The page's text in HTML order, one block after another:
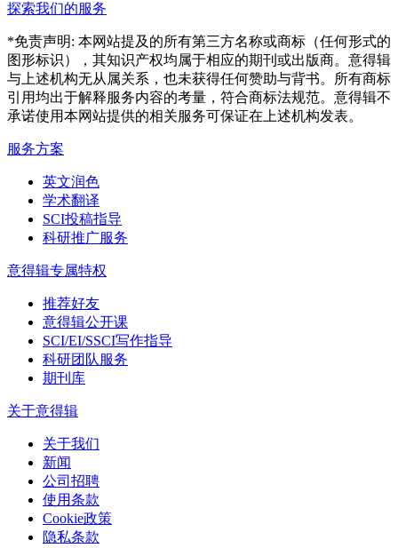
探索我们的服务
*免责声明: 本网站提及的所有第三方名称或商标（任何形式的
图形标识），其知识产权均属于相应的期刊或出版商。意得辑
与上述机构无从属关系，也未获得任何赞助与背书。所有商标
引用均出于解释服务内容的考量，符合商标法规范。意得辑不
承诺使用本网站提供的相关服务可保证在上述机构发表。
服务方案
英文润色
学术翻译
SCI投稿指导
科研推广服务
意得辑专属特权
推荐好友
意得辑公开课
SCI/EI/SSCI写作指导
科研团队服务
期刊库
关于意得辑
关于我们
新闻
公司招聘
使用条款
Cookie政策
隐私条款